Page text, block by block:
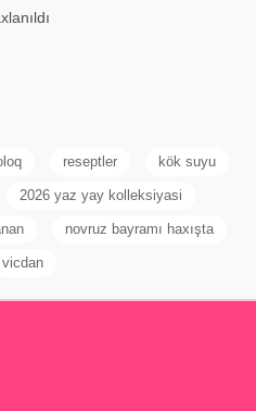
reseptler kök suyu
2026 yaz yay kolleksiyasi
novruz bayramı haxışta
vicdan